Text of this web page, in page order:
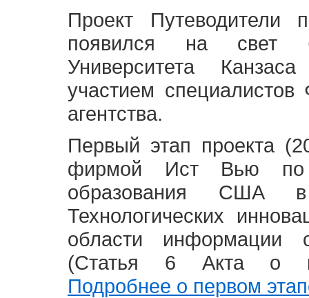
Проект Путеводители
появился на свет
Университета
участием специалистов
агентства.
Первый этап проекта
фирмой Ист Вью по
образования США
Технологических
области информации
(Статья 6 Акта о
Подробнее о первом